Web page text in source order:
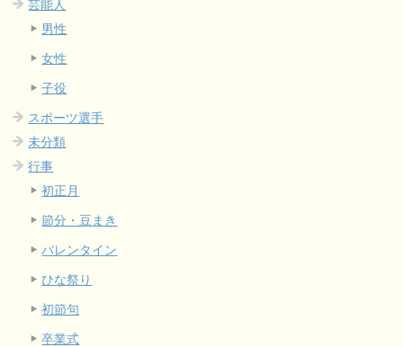
芸能人
男性
女性
子役
スポーツ選手
未分類
行事
初正月
節分・豆まき
バレンタイン
ひな祭り
初節句
卒業式